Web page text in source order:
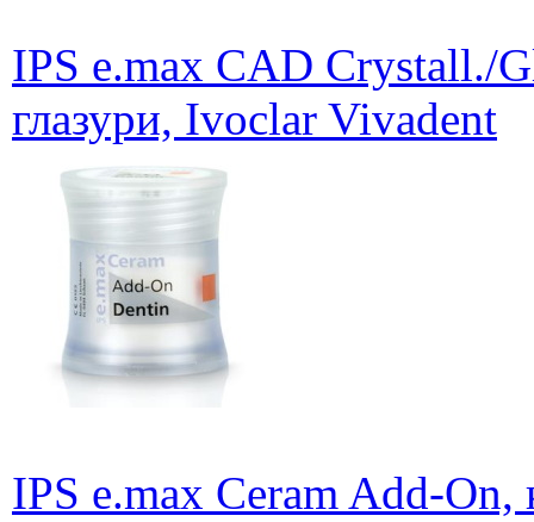
IPS e.max CAD Crystall./
глазури, Ivoclar Vivadent
IPS e.max Ceram Add-